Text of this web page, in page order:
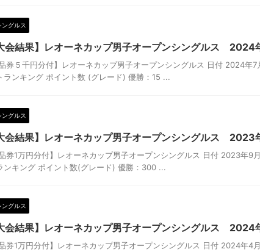
グルス
会結果】レオーネカップ男子オープンシングルス 2024
券５千円分付】レオーネカップ男子オープンシングルス 日付 2024年
ランキング ポイント数 (グレード) 優勝：15 ...
グルス
大会結果】レオーネカップ男子オープンシングルス
券1万円分付】レオーネカップ男子オープンシングルス 日付 2023年9
ンキング ポイント数(グレード) 優勝：300 ...
グルス
大会結果】レオーネカップ男子オープンシングルス
券1万円分付】レオーネカップ男子オープンシングルス 日付 2024年4